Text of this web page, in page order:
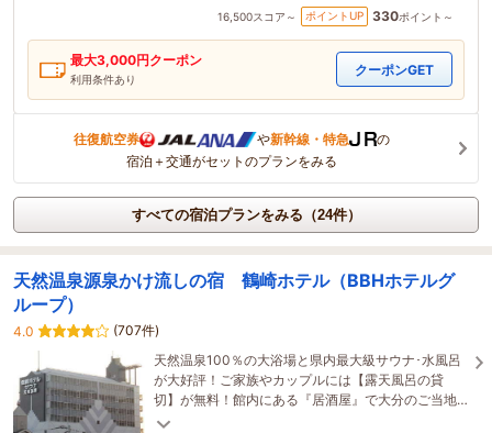
16,500スコア～ ポイントUP 330ポイント～
最大3,000円クーポン
利用条件あり
クーポンGET
往復航空券 や新幹線・特急
の
宿泊＋交通がセットのプランをみる
すべての宿泊プランをみる（24件）
天然温泉源泉かけ流しの宿 鶴崎ホテル（BBHホテルグ
ループ）
4.0
(707件)
天然温泉100％の大浴場と県内最大級サウナ･水風呂
が大好評！ご家族やカップルには【露天風呂の貸
切】が無料！館内にある『居酒屋』で大分のご当地
グルメを堪能！（全国約160店舗展開中のBBHホテル